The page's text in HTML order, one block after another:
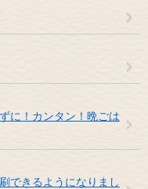
に！カンタン！晩ごは
できるようになりまし